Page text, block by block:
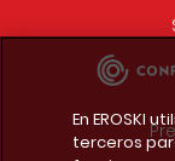
En EROSKI
terceros